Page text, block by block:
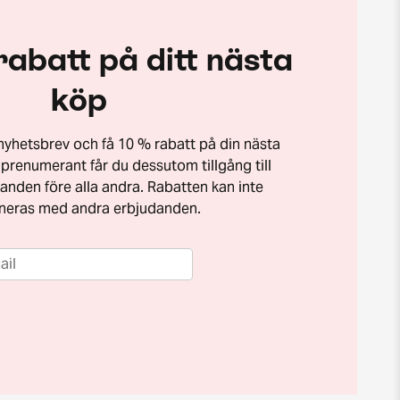
på ditt nästa
köp
och få 10 % rabatt på din nästa
får du dessutom tillgång till
före alla andra. Rabatten kan inte
med andra erbjudanden.